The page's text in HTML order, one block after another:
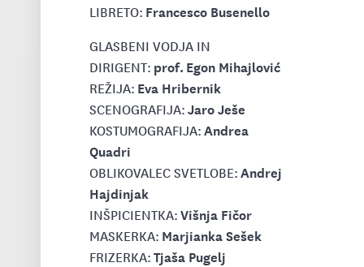
LIBRETO: Francesco Busenello
GLASBENI VODJA IN
DIRIGENT: prof. Egon Mihajlović
REŽIJA: Eva Hribernik
SCENOGRAFIJA:Jaro Ješe
KOSTUMOGRAFIJA:Andrea
Quadri
OBLIKOVALEC SVETLOBE:Andrej
Hajdinjak
INŠPICIENTKA:Višnja Fičor
MASKERKA: Marjianka Sešek
FRIZERKA:Tjaša Pugelj